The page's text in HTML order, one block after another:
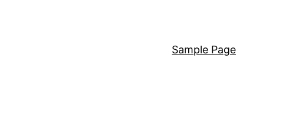
Sample Page